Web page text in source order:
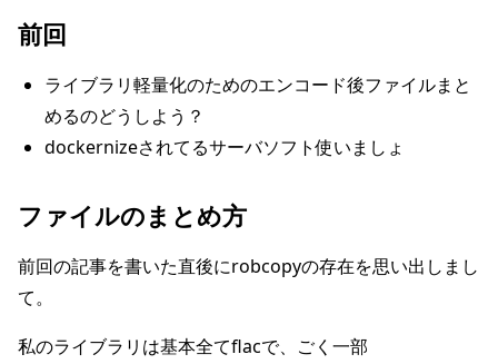
前回
ライブラリ軽量化のためのエンコード後ファイルまと
めるのどうしよう？
dockernizeされてるサーバソフト使いましょ
ファイルのまとめ方
前回の記事を書いた直後にrobcopyの存在を思い出しまし
て。
私のライブラリは基本全てflacで、ごく一部